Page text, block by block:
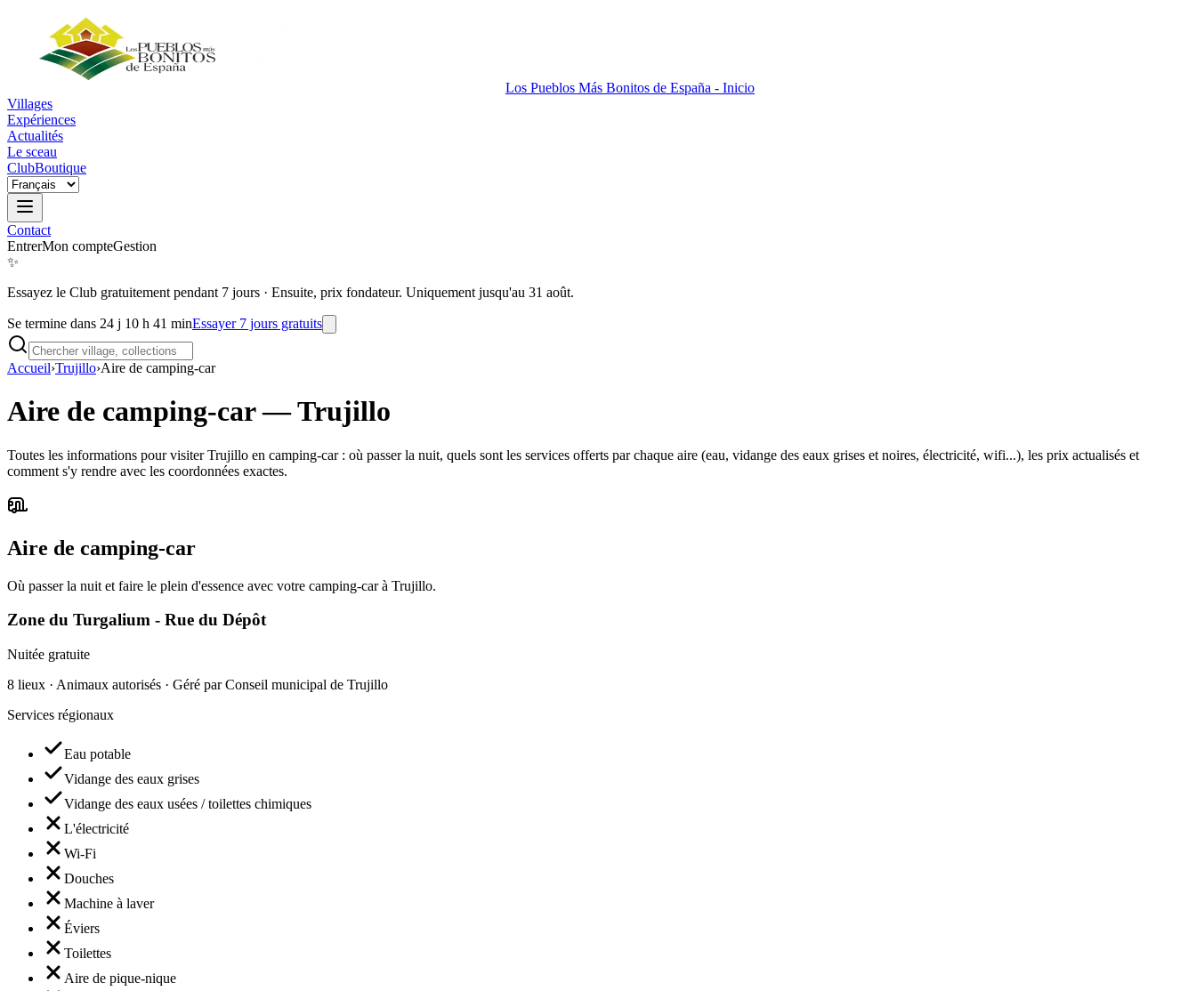
Los Pueblos Más Bonitos de España - Inicio
Villages
Expériences
Actualités
Le sceau
ClubBoutique
Contact
EntrerMon compteGestion
✨
Essayez le Club gratuitement pendant 7 jours · Ensuite, prix fondateur. Uniquement jusqu'au 31 août.
Se termine dans 24 j 10 h 41 minEssayer 7 jours gratuits
Accueil›Trujillo›Aire de camping-car
Aire de camping-car—Trujillo
Toutes les informations pour visiter Trujillo en camping-car : où passer la nuit, quels sont les services offerts par chaque aire (eau, vidange des eaux grises et noires, électricité, wifi...), les prix actualisés et
comment s'y rendre avec les coordonnées exactes.
Aire de camping-car
Où passer la nuit et faire le plein d'essence avec votre camping-car à Trujillo.
Zone du Turgalium - Rue du Dépôt
Nuitée gratuite
8 lieux · Animaux autorisés · Géré par Conseil municipal de Trujillo
Services régionaux
Eau potable
Vidange des eaux grises
Vidange des eaux usées / toilettes chimiques
L'électricité
Wi-Fi
Douches
Machine à laver
Éviers
Toilettes
Aire de pique-nique